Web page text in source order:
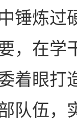
锤炼过
，在学
着眼打
队伍，